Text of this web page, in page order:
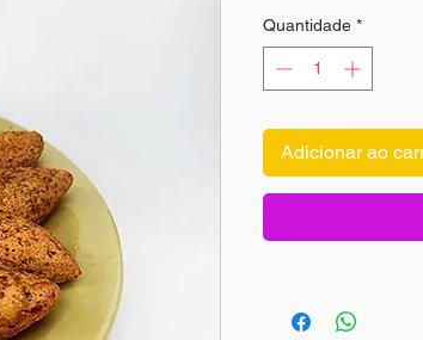
Quantidade *
Adicionar ao